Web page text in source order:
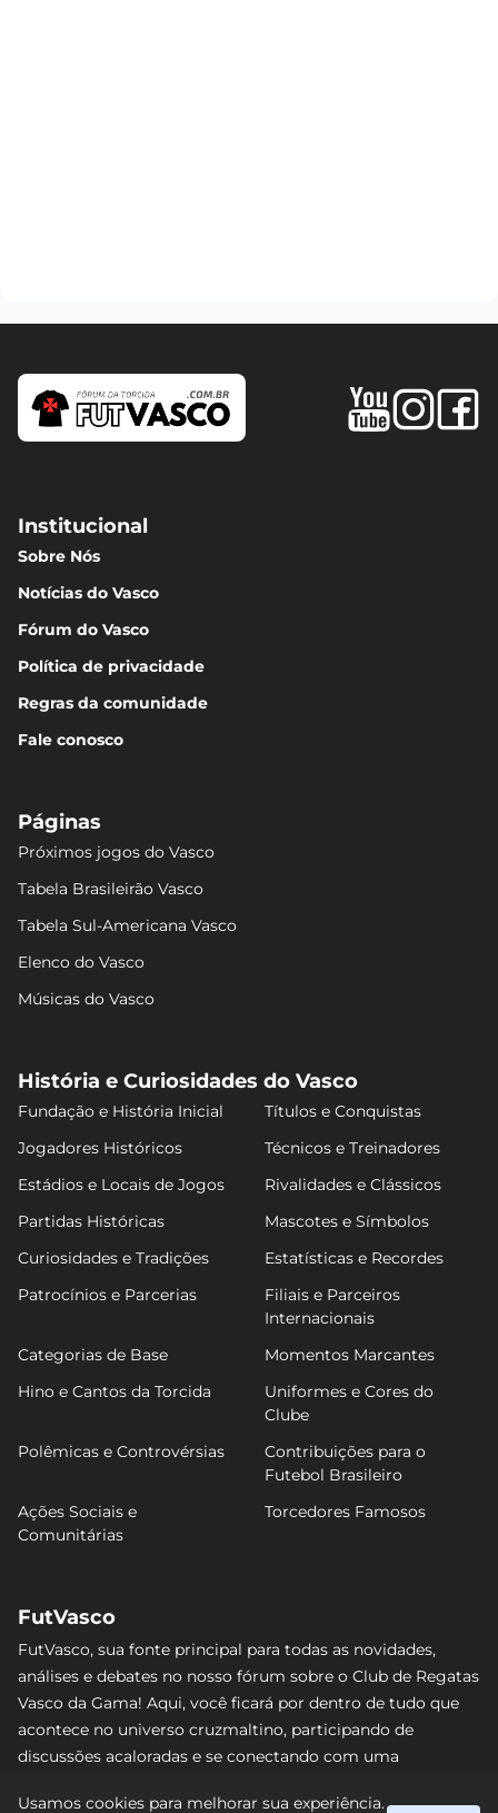
Institucional
Sobre Nós
Notícias do Vasco
Fórum do Vasco
Política de privacidade
Regras da comunidade
Fale conosco
Páginas
Próximos jogos do Vasco
Tabela Brasileirão Vasco
Tabela Sul-Americana Vasco
Elenco do Vasco
Músicas do Vasco
História e Curiosidades do Vasco
Fundação e História Inicial
Títulos e Conquistas
Jogadores Históricos
Técnicos e Treinadores
Estádios e Locais de Jogos
Rivalidades e Clássicos
Partidas Históricas
Mascotes e Símbolos
Curiosidades e Tradições
Estatísticas e Recordes
Patrocínios e Parcerias
Filiais e Parceiros
Internacionais
Categorias de Base
Momentos Marcantes
Hino e Cantos da Torcida
Uniformes e Cores do
Clube
Polêmicas e Controvérsias
Contribuições para o
Futebol Brasileiro
Ações Sociais e
Comunitárias
Torcedores Famosos
FutVasco
FutVasco, sua fonte principal para todas as novidades,
análises e debates no nosso fórum sobre o Club de Regatas
Vasco da Gama! Aqui, você ficará por dentro de tudo que
acontece no universo cruzmaltino, participando de
discussões acaloradas e se conectando com uma
Usamos cookies para melhorar sua experiência.